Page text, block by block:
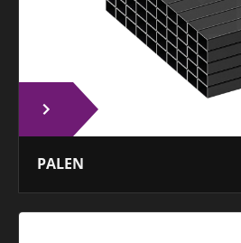
PALEN